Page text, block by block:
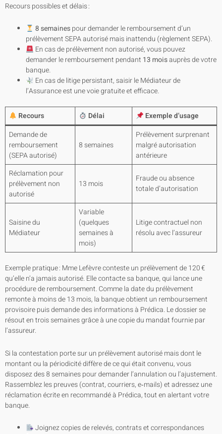
Recours possibles et délais :
8 semainespour demander le remboursement d’un
prélèvement SEPA autorisé mais inattendu (règlement SEPA).
En cas de prélèvement non autorisé, vous pouvez
demander le remboursement pendant 13 moisauprès de votre
banque.
En cas de litige persistant, saisir le Médiateur de
l’Assurance est une voie gratuite et efficace.
Recours Délai
Exemple d’usage
Demande de
remboursement
(SEPA autorisé)
8 semaines
Prélèvement surprenant
malgré autorisation
antérieure
Réclamation pour
prélèvement non
autorisé
13 mois
Fraude ou absence
totale d’autorisation
Saisine du
Médiateur
Variable
(quelques
semaines à
mois)
Litige contractuel non
résolu avec l’assureur
Exemple pratique : Mme Lefèvre conteste un prélèvement de 120 €
qu’elle n’a jamais autorisé. Elle contacte sa banque, qui lance une
procédure de remboursement. Comme la date du prélèvement
remonte à moins de 13 mois, la banque obtient un remboursement
provisoire puis demande des informations à Prédica. Le dossier se
résout en trois semaines grâce à une copie du mandat fournie par
l’assureur.
Si la contestation porte sur un prélèvement autorisé mais dont le
montant ou la périodicité diffère de ce qui était convenu, vous
disposez des 8 semaines pour demander l’annulation ou l’ajustement.
Rassemblez les preuves (contrat, courriers, e‑mails) et adressez une
réclamation écrite en recommandé à Prédica, tout en alertant votre
banque.
Joignez copies de relevés, contrats et correspondances